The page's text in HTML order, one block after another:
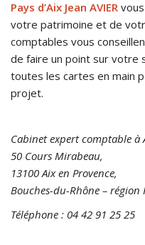
Pays d’Aix Jean AVIER
votre patrimoine et de
comptables vous
de faire un point sur votre
toutes les cartes en main
projet.
Cabinet expert comptable à
50 Cours Mirabeau,
13100 Aix en Provence,
Bouches-du-Rhône – région
Téléphone : 04 42 91 25 25